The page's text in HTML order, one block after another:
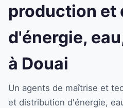
production
d'énergie,
à Douai
Un agents de maîtrise et
et distribution d'énergie,